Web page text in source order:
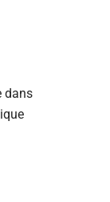
dans